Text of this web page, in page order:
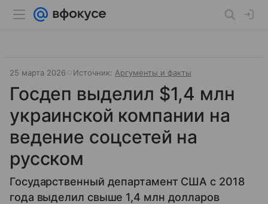
25 марта 2026 Источник: Аргументы и факты
Госдеп выделил $1,4 млн
украинской компании на
ведение соцсетей на
русском
Государственный департамент США с 2018
года выделил свыше 1,4 млн долларов